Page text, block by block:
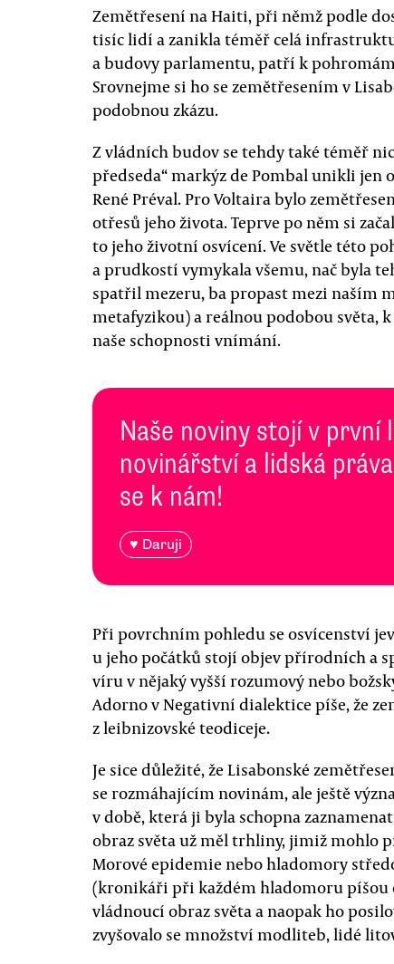
Zemětřesení na Haiti, při němž podle
tisíc lidí a zanikla téměř celá
a budovy parlamentu, patří k
Srovnejme si ho se zemětřesením v
podobnou zkázu.
Z vládních budov se tehdy také téměř
předseda“ markýz de Pombal unikli
René Préval. Pro Voltaira bylo
otřesů jeho života. Teprve po něm si
to jeho životní osvícení. Ve světle této
a prudkostí vymykala všemu, nač byla
spatřil mezeru, ba propast mezi naším
metafyzikou) a reálnou podobou světa,
naše schopnosti vnímání.
Naše noviny stojí v první
novinářství a lidská
se k nám!
♥ Daruji
Při povrchním pohledu se osvícenství
u jeho počátků stojí objev přírodních a
víru v nějaký vyšší rozumový nebo
Adorno v Negativní dialektice píše, že
z leibnizovské teodiceje.
Je sice důležité, že Lisabonské
se rozmáhajícím novinám, ale ještě
v době, která ji byla schopna
obraz světa už měl trhliny, jimiž mohlo
Morové epidemie nebo hladomory
(kronikáři při každém hladomoru
vládnoucí obraz světa a naopak ho
zvyšovalo se množství modliteb, lidé